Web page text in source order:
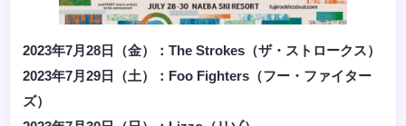
2023年7月28日（金）：The Strokes（ザ・ストロークス）
2023年7月29日（土）：Foo Fighters（フー・ファイター
ズ）